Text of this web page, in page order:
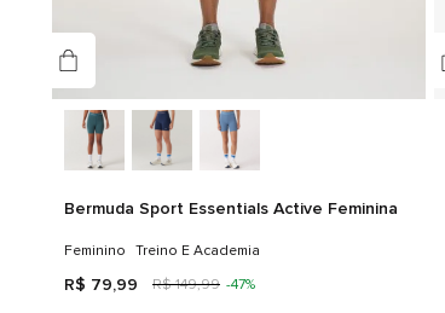
Bermuda Sport Essentials Active Feminina
Feminino Treino E Academia
R$ 79,99 R$ 149,99 -47%